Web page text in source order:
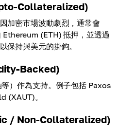
Collateralized)
加密市場波動劇烈，通常會
(ETH) 抵押，並透過
保持與美元的掛鉤。
Backed)
）作為支持。例子包括 Paxos
(XAUT)。
/ Non-Collateralized)